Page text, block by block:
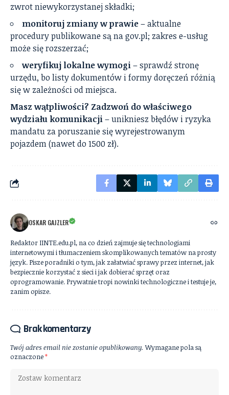
zwrot niewykorzystanej składki;
monitoruj zmiany w prawie– aktualne
procedury publikowane są na gov.pl; zakres e-usług
może się rozszerzać;
weryfikuj lokalne wymogi– sprawdź stronę
urzędu, bo listy dokumentów i formy doręczeń różnią
się w zależności od miejsca.
Masz wątpliwości? Zadzwoń do właściwego
wydziału komunikacji– unikniesz błędów i ryzyka
mandatu za poruszanie się wyrejestrowanym
pojazdem (nawet do 1500 zł).
OSKAR GAJZLER
Redaktor IINTE.edu.pl, na co dzień zajmuje się technologiami
internetowymi i tłumaczeniem skomplikowanych tematów na prosty
język. Pisze poradniki o tym, jak załatwiać sprawy przez internet, jak
bezpiecznie korzystać z sieci i jak dobierać sprzęt oraz
oprogramowanie. Prywatnie tropi nowinki technologiczne i testuje je,
zanim opisze.
Brak komentarzy
Twój adres email nie zostanie opublikowany. Wymagane pola są
oznaczone*